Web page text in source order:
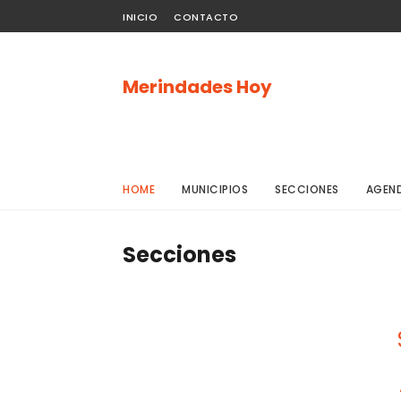
INICIO CONTACTO
Merindades Hoy
HOME MUNICIPIOS SECCIONES
Secciones